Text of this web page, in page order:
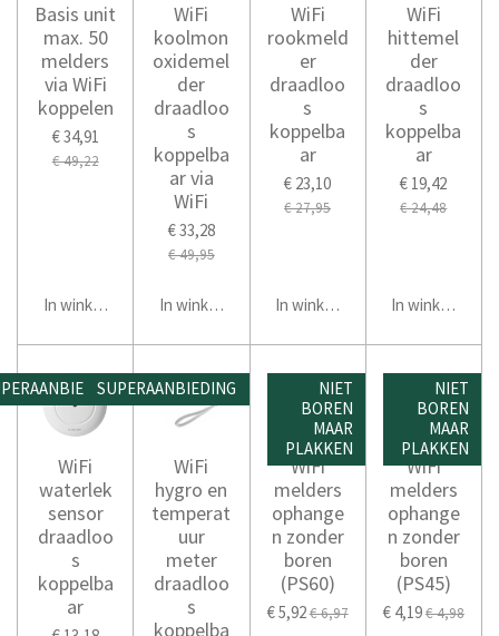
Basis unit
max. 50
melders
via WiFi
koppelen
€ 34,91
€ 49,22
In winkelwagen
WiFi
koolmon
oxidemel
der
draadloo
s
koppelba
ar via
WiFi
€ 33,28
€ 49,95
In winkelwagen
WiFi
rookmeld
er
draadloo
s
koppelba
ar
€ 23,10
€ 27,95
In winkelwagen
WiFi
hittemel
der
draadloo
s
koppelba
ar
€ 19,42
€ 24,48
In winkelwagen
WiFi
waterlek
sensor
draadloo
s
koppelba
ar
SUPERAANBIEDING
WiFi
hygro en
temperat
uur
meter
draadloo
s
koppelba
NIET
BOREN
MAAR
PLAKKEN
WiFi
melders
ophange
n zonder
boren
(PS60)
€ 5,92€ 6,97
NIET
BOREN
MAAR
PLAKKEN
WiFi
melders
ophange
n zonder
boren
(PS45)
€ 4,19€ 4,98